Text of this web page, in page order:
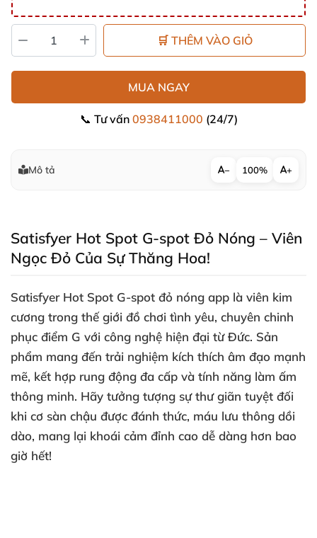
🛒 THÊM VÀO GIỎ
MUA NGAY
📞 Tư vấn 0938411000 (24/7)
Mô tả − 100% +
Satisfyer Hot Spot G-spot Đỏ Nóng – Viên
Ngọc Đỏ Của Sự Thăng Hoa!
Satisfyer Hot Spot G-spot đỏ nóng app là viên kim
cương trong thế giới đồ chơi tình yêu, chuyên chinh
phục điểm G với công nghệ hiện đại từ Đức. Sản
phẩm mang đến trải nghiệm kích thích âm đạo mạnh
mẽ, kết hợp rung động đa cấp và tính năng làm ấm
thông minh. Hãy tưởng tượng sự thư giãn tuyệt đối
khi cơ sàn chậu được đánh thức, máu lưu thông dồi
dào, mang lại khoái cảm đỉnh cao dễ dàng hơn bao
giờ hết!